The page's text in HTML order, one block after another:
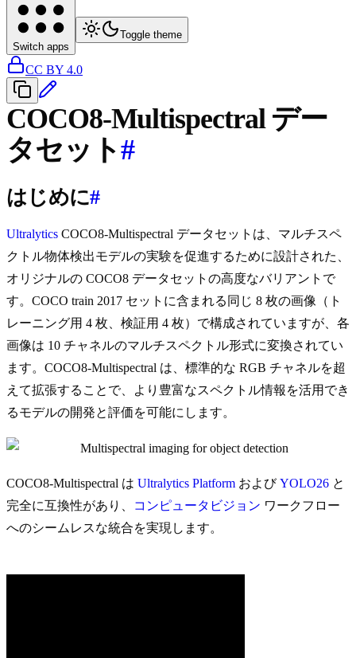
Switch apps
Toggle theme
CC BY 4.0
COCO8-Multispectral デー
タセット#
はじめに#
Ultralytics COCO8-Multispectral データセットは、マルチスペ
クトル物体検出モデルの実験を促進するために設計された、
オリジナルの COCO8 データセットの高度なバリアントで
す。COCO train 2017 セットに含まれる同じ 8 枚の画像（ト
レーニング用 4 枚、検証用 4 枚）で構成されていますが、各
画像は 10 チャネルのマルチスペクトル形式に変換されてい
ます。COCO8-Multispectral は、標準的な RGB チャネルを超
えて拡張することで、より豊富なスペクトル情報を活用でき
るモデルの開発と評価を可能にします。
COCO8-Multispectral は Ultralytics Platform およびYOLO26 と
完全に互換性があり、
コンピュータビジョン ワークフロー
へのシームレスな統合を実現します。